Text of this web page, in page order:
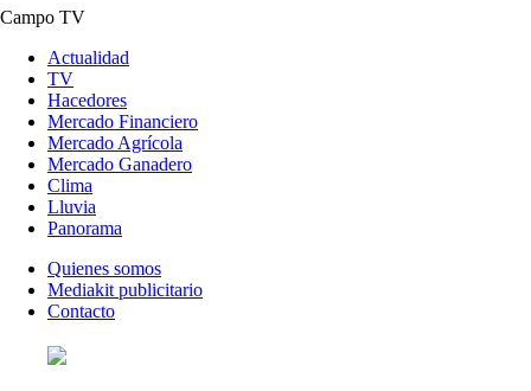
Campo TV
Actualidad
TV
Hacedores
Mercado Financiero
Mercado Agrícola
Mercado Ganadero
Clima
Lluvia
Panorama
Quienes somos
Mediakit publicitario
Contacto